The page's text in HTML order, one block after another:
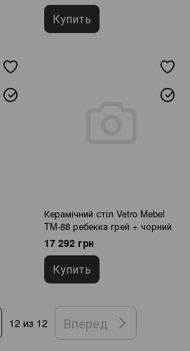
Купить
Керамічний стіл Vetro Mebel
TM-88 ребекка грей + чорний
17 292 грн
Купить
12 из 12 Вперед